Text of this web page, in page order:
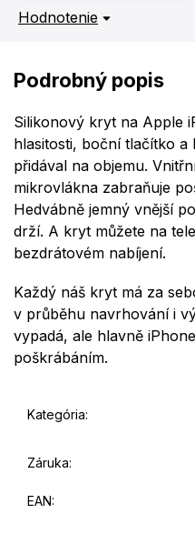
Hodnotenie
Podrobný popis
Silikonový kryt na Apple
hlasitosti, boční tlačítko
přidával na objemu.
mikrovlákna zabraňuje
Hedvábně jemný vnější
drží. A kryt můžete na
bezdrátovém nabíjení.
Každý náš kryt má za
v průběhu navrhování i
vypadá, ale hlavně
poškrábáním.
Kategória:
Záruka:
EAN: